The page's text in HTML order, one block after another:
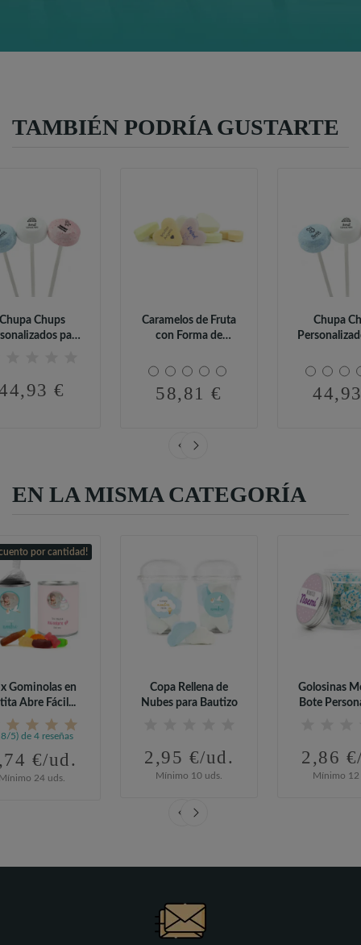
TAMBIÉN PODRÍA GUSTARTE
Chups
para
€
Caramelos de Fruta
con Forma de
58,81 €
Chupa
EN LA MISMA CATEGORÍA
por cantidad!
Gominolas en
Abre Fácil...
5) de 4 reseñas
€/ud.
24 uds.
Copa Rellena de
Nubes para Bautizo
2,95 €/ud.
Mínimo 10 uds.
Golosinas
Bote
2,86
Mínimo 12